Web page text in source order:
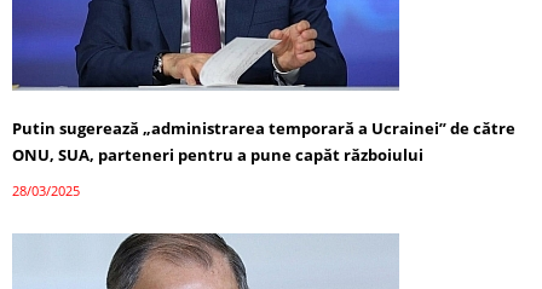
Putin sugerează „administrarea temporară a Ucrainei” de către
ONU, SUA, parteneri pentru a pune capăt războiului
28/03/2025